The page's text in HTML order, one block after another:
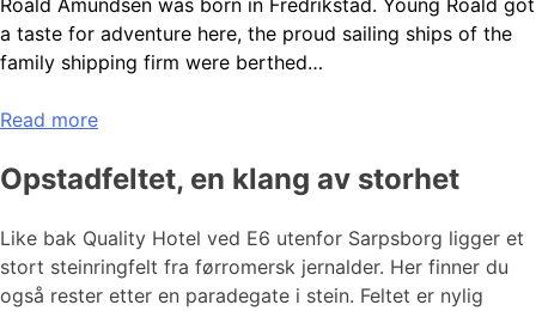
a taste for adventure here, the proud sailing ships of the
family shipping firm were berthed…
Read more
Opstadfeltet, en klang av storhet
Like bak Quality Hotel ved E6 utenfor Sarpsborg ligger et
stort steinringfelt fra førromersk jernalder. Her finner du
også rester etter en paradegate i stein. Feltet er nylig